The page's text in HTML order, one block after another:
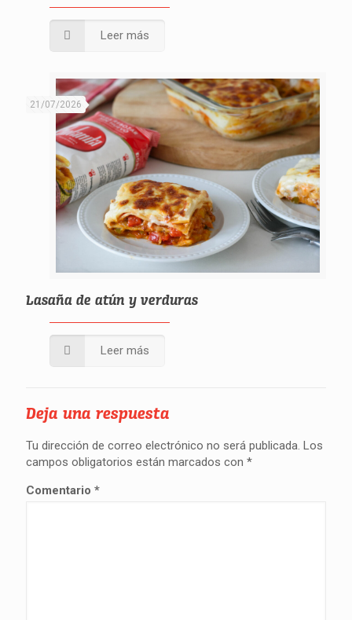
Leer más
21/07/2026
Lasaña de atún y verduras
Leer más
Deja una respuesta
Tu dirección de correo electrónico no será publicada. Los
campos obligatorios están marcados con *
Comentario *